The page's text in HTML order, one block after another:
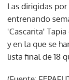
Las dirigidas
entrenando
'Cascarita'
y en la que se
lista final de 18